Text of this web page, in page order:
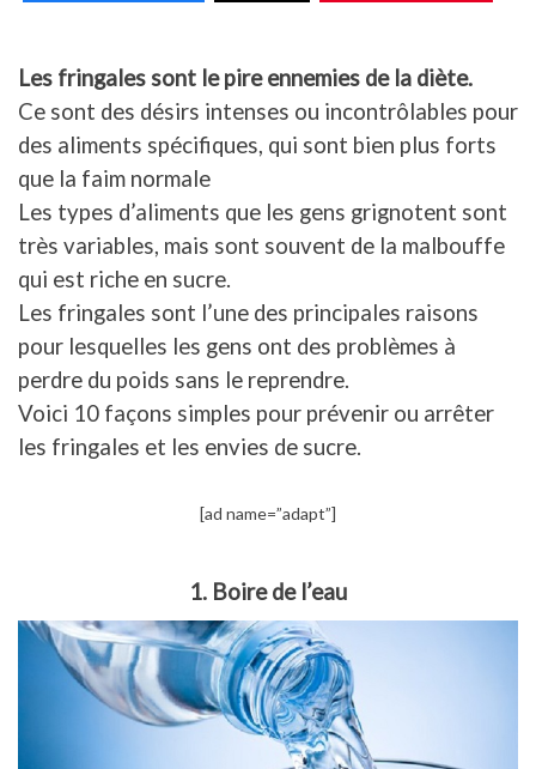
Les fringales sont le pire ennemies de la diète.
Ce sont des désirs intenses ou incontrôlables pour
des aliments spécifiques, qui sont bien plus forts
que la faim normale
Les types d’aliments que les gens grignotent sont
très variables, mais sont souvent de la malbouffe
qui est riche en sucre.
Les fringales sont l’une des principales raisons
pour lesquelles les gens ont des problèmes à
perdre du poids sans le reprendre.
Voici 10 façons simples pour prévenir ou arrêter
les fringales et les envies de sucre.
[ad name=”adapt”]
1. Boire de l’eau